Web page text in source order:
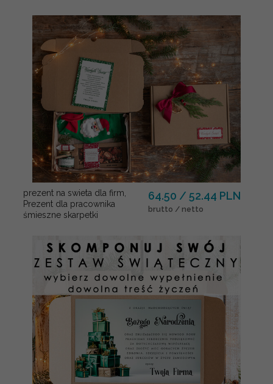
prezent na swieta dla firm,
Prezent dla pracownika
śmieszne skarpetki
64.50 / 52.44 PLN
brutto / netto